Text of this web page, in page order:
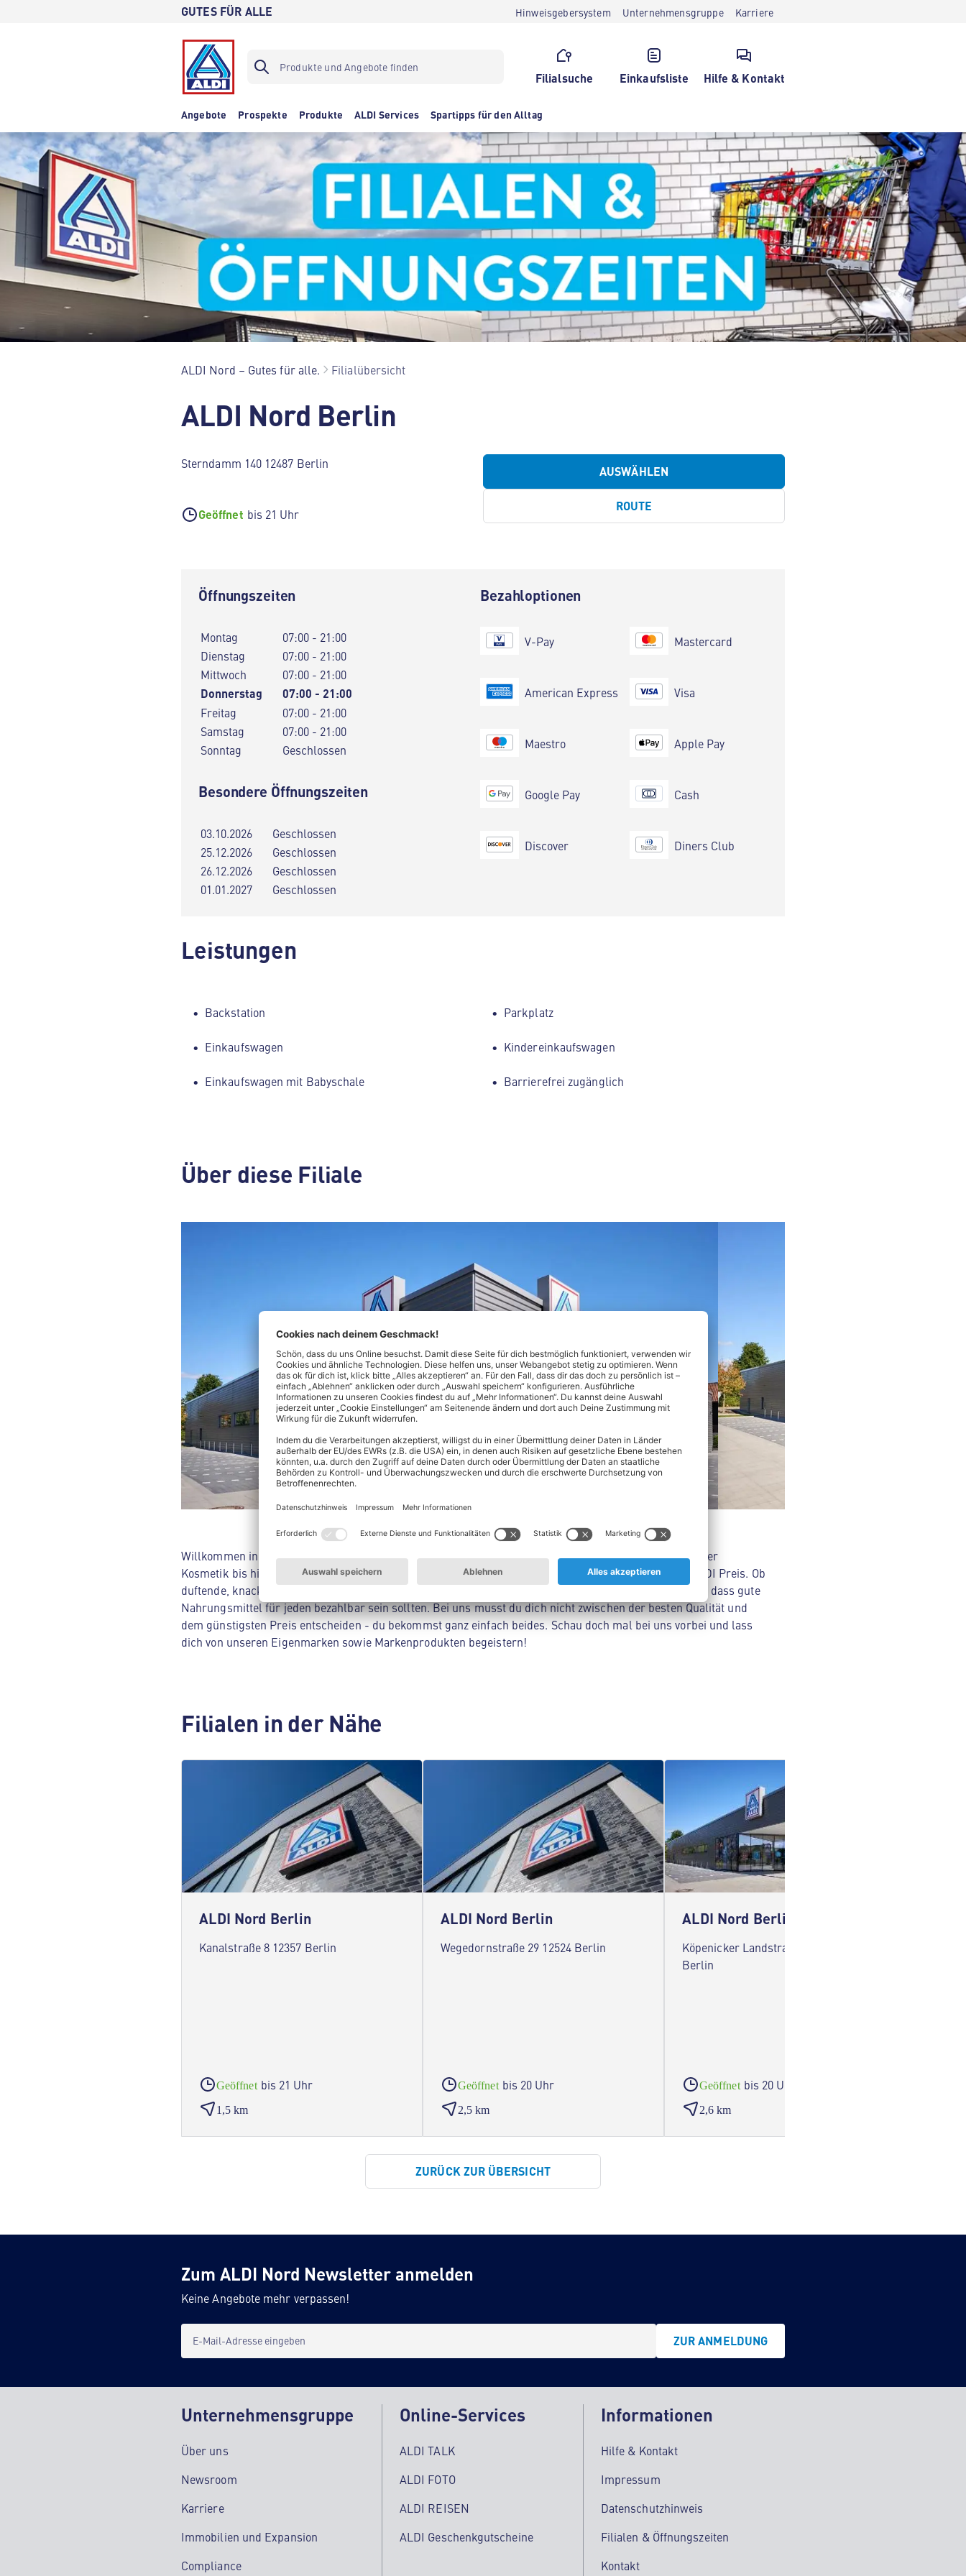
GUTES FÜR ALLE Hinweisgebersystem Unternehmensgruppe Karriere
Filialsuche Einkaufsliste Hilfe & Kontakt
Angebote Prospekte Produkte ALDI Services Spartipps für den Alltag
ALDI Nord – Gutes für alle. Filialübersicht
ALDI Nord Berlin
Sterndamm 140 12487 Berlin
Geöffnet bis 21 Uhr
AUSWÄHLEN
ROUTE
Öffnungszeiten
Montag
07:00 - 21:00
Dienstag
07:00 - 21:00
Mittwoch
07:00 - 21:00
Donnerstag 07:00 - 21:00
Freitag
07:00 - 21:00
Samstag
07:00 - 21:00
Sonntag
Geschlossen
Besondere Öffnungszeiten
03.10.2026
Geschlossen
25.12.2026
Geschlossen
26.12.2026
Geschlossen
01.01.2027
Geschlossen
Bezahloptionen
V-Pay
American Express
Maestro
Google Pay
Discover
Mastercard
Visa
Apple Pay
Cash
Diners Club
Leistungen
Backstation Parkplatz
Einkaufswagen Kindereinkaufswagen
Einkaufswagen mit Babyschale Barrierefrei zugänglich
Über diese Filiale
Willkommen in deinem ALDI Nord! Hier findest du alles, was dein Herz begehrt - von Lebensmitteln über
Kosmetik bis hin zu Haushaltsprodukten. Unser Spezialgebiet? Hochwertige Produkte zum Original ALDI Preis. Ob
duftende, knackige Backwaren oder täglich frisches Obst und Gemüse aus deiner Region: Wir glauben, dass gute
Nahrungsmittel für jeden bezahlbar sein sollten. Bei uns musst du dich nicht zwischen der besten Qualität und
dem günstigsten Preis entscheiden - du bekommst ganz einfach beides. Schau doch mal bei uns vorbei und lass
dich von unseren Eigenmarken sowie Markenprodukten begeistern!
Filialen in der Nähe
ALDI Nord Berlin
Kanalstraße 8 12357 Berlin
Geöffnet bis 21 Uhr
1,5 km
ALDI Nord Berlin
Wegedornstraße 29 12524 Berlin
Geöffnet bis 20 Uhr
2,5 km
ALDI Nord Berlin
Köpenicker Landstraße 294 12437
Berlin
Geöffnet bis 20 Uhr
2,6 km
ZURÜCK ZUR ÜBERSICHT
Zum ALDI Nord Newsletter anmelden
Keine Angebote mehr verpassen!
E-Mail-Adresse eingeben ZUR ANMELDUNG
Unternehmensgruppe
Über uns
Newsroom
Karriere
Immobilien und Expansion
Compliance
Online-Services
ALDI TALK
ALDI FOTO
ALDI REISEN
ALDI Geschenkgutscheine
Informationen
Hilfe & Kontakt
Impressum
Datenschutzhinweis
Filialen & Öffnungszeiten
Kontakt